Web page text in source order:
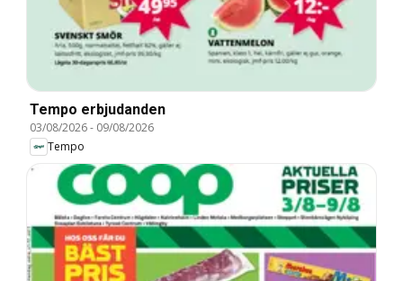
Tempo erbjudanden
03/08/2026- 09/08/2026
Tempo